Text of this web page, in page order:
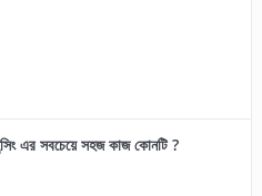
এর সবচেয়ে সহজ কাজ কোনটি ?